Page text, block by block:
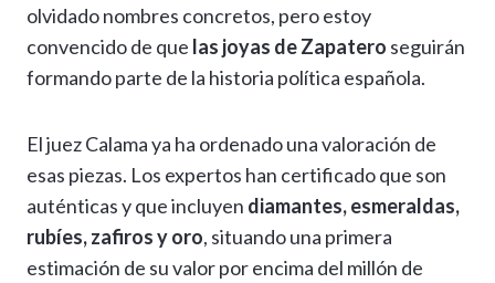
p
p
m o
k
er
k
r
olvidado nombres concretos, pero estoy
convencido de que las joyas de Zapatero seguirán
formando parte de la historia política española.
El juez Calama ya ha ordenado una valoración de
esas piezas. Los expertos han certificado que son
auténticas y que incluyen diamantes, esmeraldas,
rubíes, zafiros y oro, situando una primera
estimación de su valor por encima del millón de